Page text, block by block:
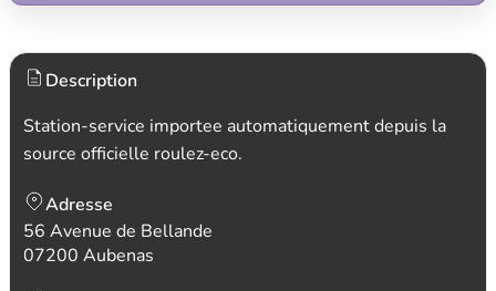
Description
Station-service importee automatiquement depuis la
source officielle roulez-eco.
Adresse
56 Avenue de Bellande
07200 Aubenas